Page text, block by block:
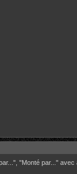
"Monté par..." avec